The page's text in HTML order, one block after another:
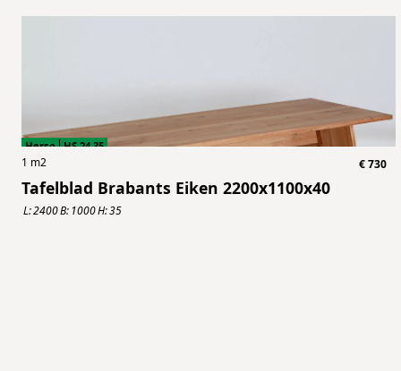
Herso HS.24.35
1 m2 €730
Tafelblad Brabants Eiken 2200x1100x40
L:2400B: 1000H:35